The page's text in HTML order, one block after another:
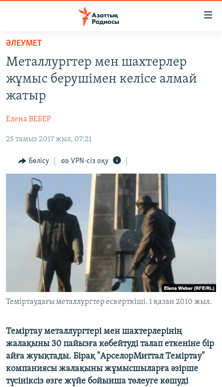
Skip
main
content
to
main
Skip
Search
AZATTYQTV
АДАМ ҚҰҚЫҚТАРЫ
ӘЛЕУМЕТ
ӘЛЕМ
АРНАЙЫ ЖОБАЛАР
Русский
ЖАЗЫЛЫҢЫЗ
Басқа тілдерде
ӘЛЕУМЕТ
Металлургтер мен шахтерлер
жұмыс берушімен келісе алмай
жатыр
Елена ВЕБЕР
25 тамыз 2017 жыл, 07:21
Бөлісу VPN-сіз оқу
Теміртаудағы металлургтер ескерткіші. 1 қазан 2010 жыл.
Теміртау металлургтері мен шахтерлерінің
жалақыны 30 пайызға көбейтуді талап еткеніне бір
айға жуықтады. Бірақ "АрселорМиттал Теміртау"
компаниясы жалақыны жұмысшыларға әзірше
түсініксіз өзге жүйе бойынша төлеуге көшуді